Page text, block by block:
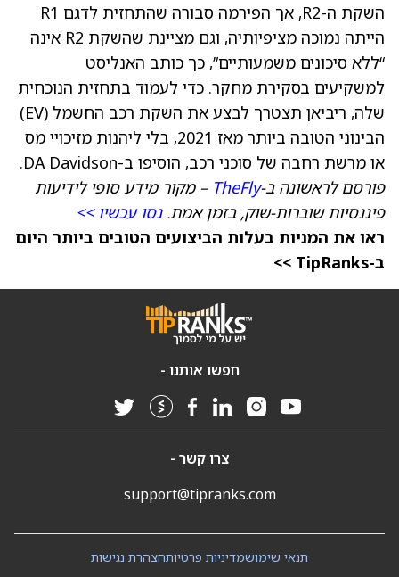
השקת ה-R2, אך הפירמה סבורה שהתחזית לדגם R1
הייתה נמוכה מציפיותיה, וגם מציינת שהשקת R2 אינה
“ללא סיכונים משמעותיים”, כך כותב האנליסט
למשקיעים בסקירת מחקר. כדי לעמוד בתחזית הנוכחית
שלה, ריביאן תצטרך לבצע את השקת רכב החשמל (EV)
הבינוני הטובה ביותר מאז 2021, בלי ליהנות מזיכויי מס
או מרשת רחבה של סוכני רכב, הוסיפו ב-DA Davidson.
פורסם לראשונה ב-TheFly – מקור מידע סופי לידיעות
פיננסיות שוברות-שוק, בזמן אמת.נסו עכשיו >>
ראו את המניות בעלות הביצועים הטובים ביותר היום
ב-TipRanks >>
חפשו אותנו -
צרו קשר -
support@tipranks.com
הצהרת נגישותמדיניות פרטיותתנאי שימוש